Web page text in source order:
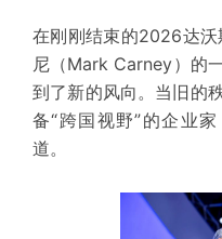
在刚刚结束的2026达沃
尼（Mark Carney）的
到了新的风向。当旧的
备“跨国视野”的企业
道。